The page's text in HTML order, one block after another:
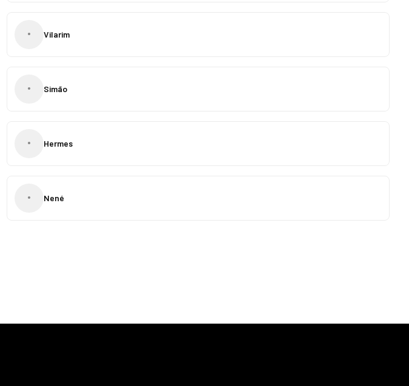
• Vilarim
• Simão
• Hermes
• Nené